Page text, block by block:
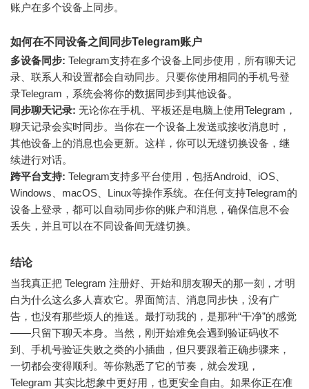
账户在多个设备上同步。
如何在不同设备之间同步Telegram账户
多设备同步: Telegram支持在多个设备上同步使用，所有聊天记
录、联系人和设置都会自动同步。只要你使用相同的手机号登
录Telegram，系统会将你的数据同步到其他设备。
同步聊天记录: 无论你在手机、平板还是电脑上使用Telegram，
聊天记录会实时同步。当你在一个设备上发送或接收消息时，
其他设备上的消息也会更新。这样，你可以无缝切换设备，继
续进行对话。
跨平台支持: Telegram支持多平台使用，包括Android、iOS、
Windows、macOS、Linux等操作系统。在任何支持Telegram的
设备上登录，都可以自动同步你的账户和消息，确保信息不会
丢失，并且可以在不同设备间无缝切换。
结论
当我真正把 Telegram 注册好、开始和朋友聊天的那一刻，才明
白为什么这么多人喜欢它。界面简洁、消息同步快，没有广
告，也没有那些烦人的推送。最打动我的，是那种“干净”的感觉
——只留下聊天本身。当然，刚开始难免会遇到验证码收不
到、手机号验证失败之类的小插曲，但只要跟着正确步骤来，
一切都会变得顺利。等你熟悉了它的节奏，就会发现，
Telegram 其实比想象中更好用，也更安全自由。如果你正在准